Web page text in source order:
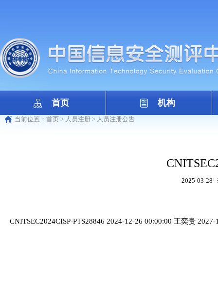
首页 机构
当前位置： 首页 > 人员注册 > 人员注册公告
2025-03-28
CNITSEC2024CISP-PTS28846 2024-12-26 00:00:00 王奕贵